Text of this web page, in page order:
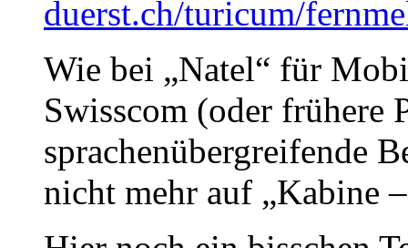
duerst.ch/turicum/
Wie bei „Natel“ für
Swisscom (oder frühere
sprachenübergreifende
nicht mehr auf „Kabine